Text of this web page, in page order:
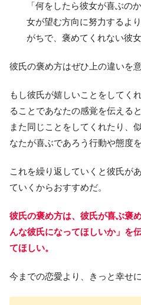
「何をしたら彼女が喜ぶの
女が望む方向に努力するよ
がちで、褒めてくれない彼
彼氏の褒め方はぜひ上の違いを
もし彼氏が嬉しいことをしてく
ることであなたの感覚を伝える
また同じことをしてくれたり、
なたが喜ぶであろう行動や態度
これを繰り返していくと彼氏が
ていくからおすすめだ。
彼氏の褒め方は、彼氏が喜ぶ褒
んな彼氏になってほしいか」を
てほしい。
今までの恋愛より、きっと幸せ